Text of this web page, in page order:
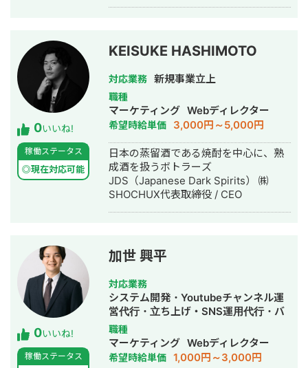
0いいね!
稼働ステータス
◎現在対応可能
KEISUKE HASHIMOTO
対応業務 新規事業立上
職種
マーケティング Webディレクター
希望時給単価 3,000円～5,000円
日本の蒸留酒である焼酎を中心に、熟
成酒を扱うボトラーズ
JDS（Japanese Dark Spirits） ㈱
SHOCHUX代表取締役 / CEO
0いいね!
稼働ステータス
加世 興平
対応業務
システム開発・Youtubeチャンネル運
営代行・立ち上げ・SNS運用代行・バ
ナー制作・デザイン・AI活用
職種
マーケティング Webディレクター
希望時給単価 1,000円～3,000円